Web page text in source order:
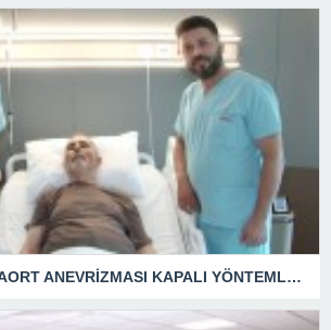
“GİZLİ KANSER” AORT ANEVRİZMASI KAPALI YÖNTEMLE TEDAVİ EDİLDİ